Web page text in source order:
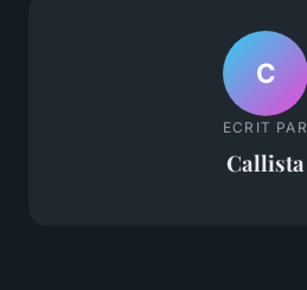
C
ECRIT PAR
Callista